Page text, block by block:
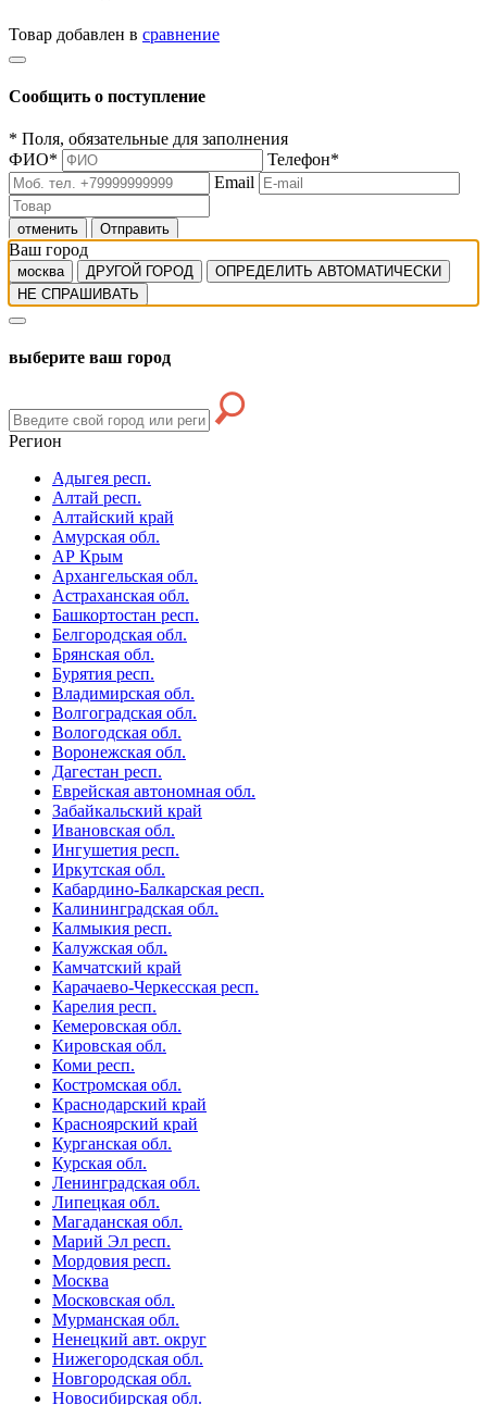
Товар добавлен в сравнение
Сообщить о поступление
* Поля, обязательные для заполнения
ФИО* Телефон*
Email
отменить Отправить
Ваш город
москва ДРУГОЙ ГОРОД
ОПРЕДЕЛИТЬ АВТОМАТИЧЕСКИ
НЕ СПРАШИВАТЬ
выберите ваш город
Регион
Адыгея респ.
Алтай респ.
Алтайский край
Амурская обл.
АР Крым
Архангельская обл.
Астраханская обл.
Башкортостан респ.
Белгородская обл.
Брянская обл.
Бурятия респ.
Владимирская обл.
Волгоградская обл.
Вологодская обл.
Воронежская обл.
Дагестан респ.
Еврейская автономная обл.
Забайкальский край
Ивановская обл.
Ингушетия респ.
Иркутская обл.
Кабардино-Балкарская респ.
Калининградская обл.
Калмыкия респ.
Калужская обл.
Камчатский край
Карачаево-Черкесская респ.
Карелия респ.
Кемеровская обл.
Кировская обл.
Коми респ.
Костромская обл.
Краснодарский край
Красноярский край
Курганская обл.
Курская обл.
Ленинградская обл.
Липецкая обл.
Магаданская обл.
Марий Эл респ.
Мордовия респ.
Москва
Московская обл.
Мурманская обл.
Ненецкий авт. округ
Нижегородская обл.
Новгородская обл.
Новосибирская обл.